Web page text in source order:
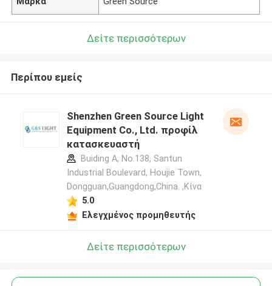
Δείτε περισσότερων
Περίπου εμείς
Shenzhen Green Source Light
Equipment Co., Ltd. προφίλ
κατασκευαστή
Buiding A, No.138, Santun
Industrial Boulevard, Houjie Town,
Dongguan,Guangdong,China. ,Κίνα
5.0
Ελεγχμένος προμηθευτής
Δείτε περισσότερων